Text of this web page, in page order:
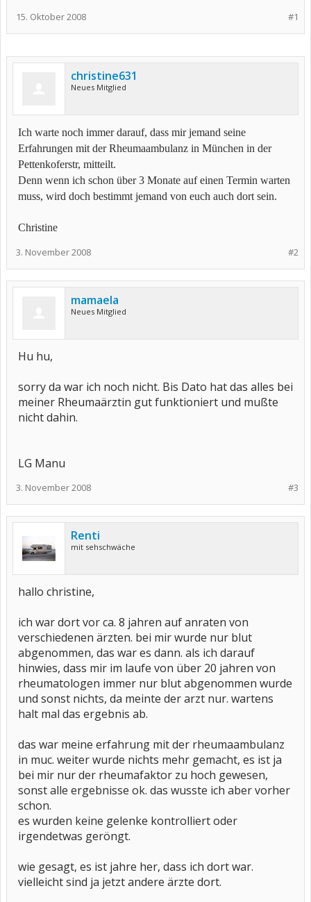
#1
15. Oktober 2008
christine631
Neues Mitglied
Ich warte noch immer darauf, dass mir jemand seine
Erfahrungen mit der Rheumaambulanz in München in der
Pettenkoferstr, mitteilt.
Denn wenn ich schon über 3 Monate auf einen Termin warten
muss, wird doch bestimmt jemand von euch auch dort sein.
Christine
#2
3. November 2008
mamaela
Neues Mitglied
Hu hu,
sorry da war ich noch nicht. Bis Dato hat das alles bei
meiner Rheumaärztin gut funktioniert und mußte
nicht dahin.
LG Manu
#3
3. November 2008
Renti
mit sehschwäche
hallo christine,
ich war dort vor ca. 8 jahren auf anraten von
verschiedenen ärzten. bei mir wurde nur blut
abgenommen, das war es dann. als ich darauf
hinwies, dass mir im laufe von über 20 jahren von
rheumatologen immer nur blut abgenommen wurde
und sonst nichts, da meinte der arzt nur. wartens
halt mal das ergebnis ab.
das war meine erfahrung mit der rheumaambulanz
in muc. weiter wurde nichts mehr gemacht, es ist ja
bei mir nur der rheumafaktor zu hoch gewesen,
sonst alle ergebnisse ok. das wusste ich aber vorher
schon.
es wurden keine gelenke kontrolliert oder
irgendetwas geröngt.
wie gesagt, es ist jahre her, dass ich dort war.
vielleicht sind ja jetzt andere ärzte dort.